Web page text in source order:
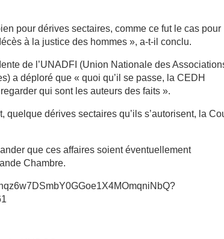
pour dérives sectaires, comme ce fut le cas pour
à la justice des hommes », a-t-il conclu.
de l’UNADFI (Union Nationale des
a déploré que « quoi qu’il se passe, la CEDH
qui sont les auteurs des faits ».
dérives sectaires qu’ils s’autorisent, la
que ces affaires soient éventuellement
Chambre.